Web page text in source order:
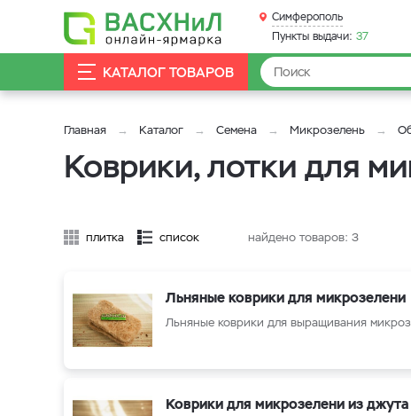
Симферополь
Пункты выдачи: 37
КАТАЛОГ ТОВАРОВ
Главная Каталог Семена Микрозелень
Коврики, лотки для
плитка список найдено товаров: 3
Льняные коврики для микрозелени
Льняные коврики для выращивания
Коврики для микрозелени из джутa